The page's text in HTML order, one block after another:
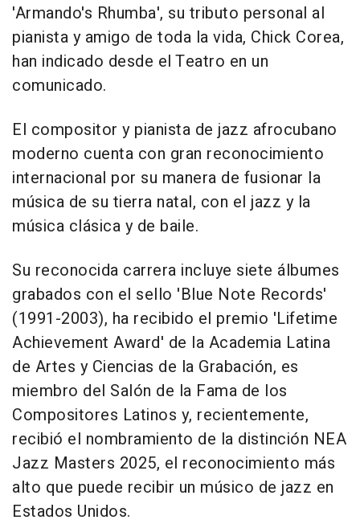
'Armando's Rhumba', su tributo personal al
pianista y amigo de toda la vida, Chick Corea,
han indicado desde el Teatro en un
comunicado.
El compositor y pianista de jazz afrocubano
moderno cuenta con gran reconocimiento
internacional por su manera de fusionar la
música de su tierra natal, con el jazz y la
música clásica y de baile.
Su reconocida carrera incluye siete álbumes
grabados con el sello 'Blue Note Records'
(1991-2003), ha recibido el premio 'Lifetime
Achievement Award' de la Academia Latina
de Artes y Ciencias de la Grabación, es
miembro del Salón de la Fama de los
Compositores Latinos y, recientemente,
recibió el nombramiento de la distinción NEA
Jazz Masters 2025, el reconocimiento más
alto que puede recibir un músico de jazz en
Estados Unidos.